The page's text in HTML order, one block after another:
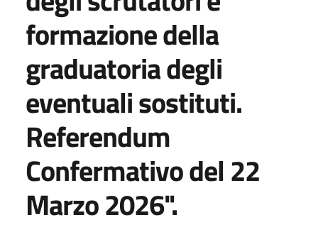
formazione della
graduatoria degli
eventuali sostituti.
Referendum
Confermativo del 22
Marzo 2026".